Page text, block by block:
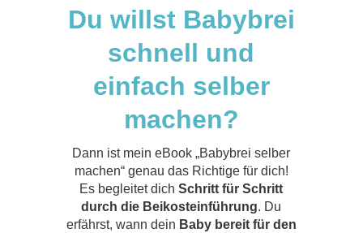
Du willst Babybrei
schnell und
einfach selber
machen?
Dann ist mein eBook „Babybrei selber
machen“ genau das Richtige für dich!
Es begleitet dichSchritt für Schritt
durch die Beikosteinführung. Du
erfährst, wann dein Baby bereit für den